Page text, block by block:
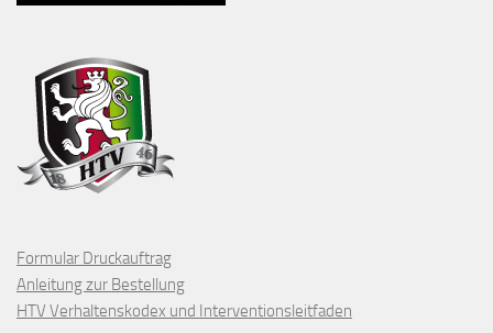
Formular Druckauftrag
Anleitung zur Bestellung
HTV Verhaltenskodex und Interventionsleitfaden